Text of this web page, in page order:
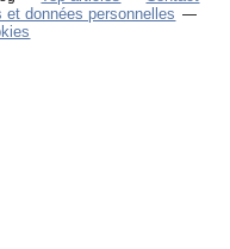
et données personnelles